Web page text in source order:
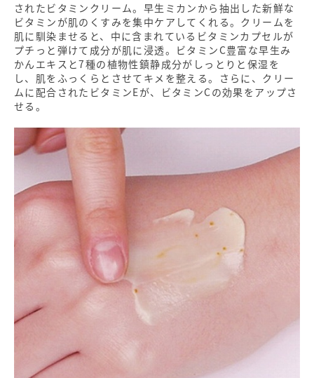
されたビタミンクリーム。早生ミカンから抽出した新鮮な
ビタミンが肌のくすみを集中ケアしてくれる。クリームを
肌に馴染ませると、中に含まれているビタミンカプセルが
プチっと弾けて成分が肌に浸透。ビタミンC豊富な早生み
かんエキスと7種の植物性鎮静成分がしっとりと保湿を
し、肌をふっくらとさせてキメを整える。さらに、クリー
ムに配合されたビタミンEが、ビタミンCの効果をアップさ
せる。